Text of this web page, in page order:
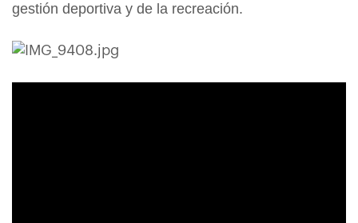
gestión deportiva y de la recreación.